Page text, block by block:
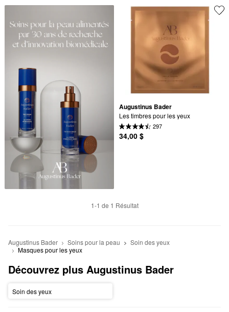
Augustinus Bader
Les timbres pour les yeux
297
34,00 $
1-1 de 1 Résultat
Augustinus Bader Soins pour la peau
Soin des yeux
Masques pour les yeux
Découvrez plus Augustinus Bader
Soin des yeux